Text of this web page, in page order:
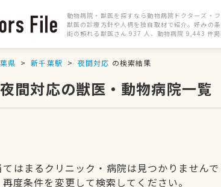
動物病院・獣医を探すなら動物病院ドクターズ・フ
獣医の診療方針や人柄を独自取材で紹介。好みの条
街の頼れる獣医さん 937 人、動物病院 9,443 件
県 新千葉駅 夜間対応 の検索結果
間対応の獣医・動物病院一覧
はまるクリニック・病院は見つかりませんで
再度条件を変更して検索してください。